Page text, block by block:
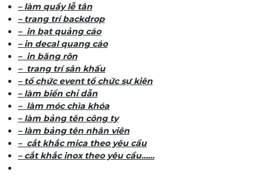
– làm quầy lễ tân
– trang trí backdrop
– in bạt quảng cáo
– in decal quang cáo
– in băng rôn
– trang trí sân khấu
– tổ chức event tổ chức sự kiện
– làm biển chỉ dẫn
– làm móc chìa khóa
– làm bảng tên công ty
– làm bảng tên nhân viên
– cắt khắc mica theo yêu cầu
– cắt khắc inox theo yêu cầu……